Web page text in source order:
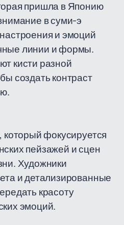
пришла в Японию
в суми-э
и эмоций
линии и формы.
кисти разной
создать контраст
фокусируется
пейзажей и сцен
Художники
и детализированные
красоту
эмоций.